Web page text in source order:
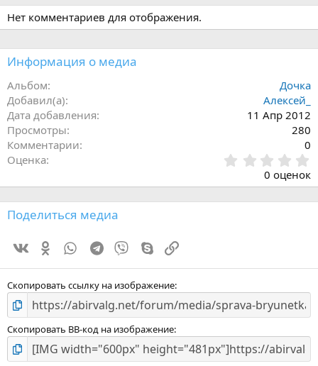
Нет комментариев для отображения.
Информация о медиа
Альбом
Дочка
Добавил(а)
Алексей_
Дата добавления
11 Апр 2012
Просмотры
280
Комментарии
0
Оценка
.
0
0
0 оценок
Поделиться медиа
Ok WhatsAppTelegram
Viber SkypeСсылка
Скопировать ссылку на изображение
Скопировать BB-код на изображение